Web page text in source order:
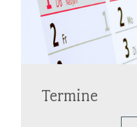
Termine